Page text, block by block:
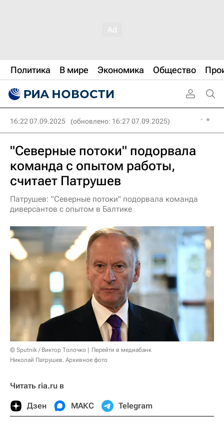
Политика В мире Экономика Общество
16:22 07.09.2025 (обновлено: 16:27 07.09.2025)
"Северные потоки" подорвала
команда с опытом работы,
считает Патрушев
Патрушев: "Северные потоки" подорвала команда
диверсантов с опытом в Балтике
© Sputnik / Виктор Толочко
Перейти в медиабанк
Николай Патрушев. Архивное фото
Читать ria.ru в
Дзен МАКС Telegram